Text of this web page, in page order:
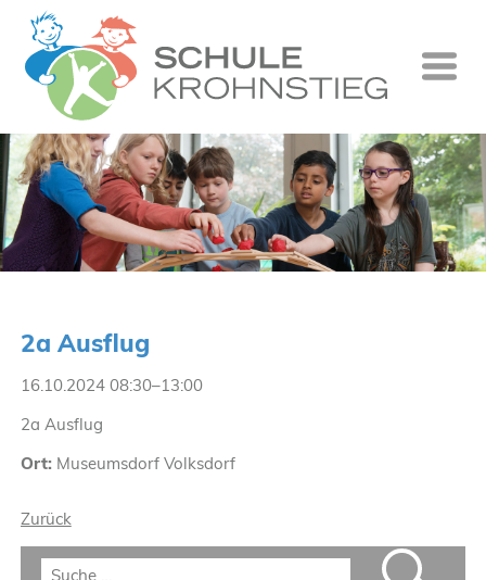
2a Ausflug
16.10.2024 08:30–13:00
2a Ausflug
Ort:Museumsdorf Volksdorf
Zurück
Startseite
Wer wir
Was wir
Ganztag